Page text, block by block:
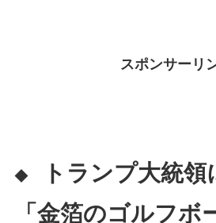
スポンサーリ
◆
トランプ大統
「金箔のゴルフボ